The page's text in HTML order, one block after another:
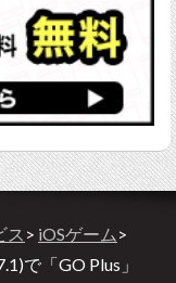
ス > iOSゲーム >
で「GO Plus」